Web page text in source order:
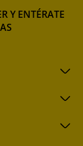
Y ENTÉRATE